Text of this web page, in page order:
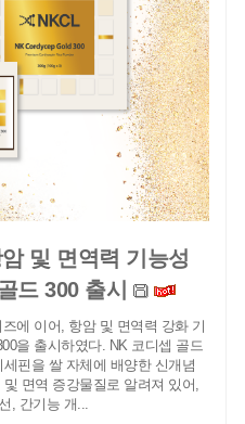
및 면역력 기능성
드 300 출시
에 이어, 항암 및 면역력 강화 기
을 출시하였다. NK 코디셉 골드
핀을 쌀 자체에 배양한 신개념
면역 증강물질로 알려져 있어,
, 간기능 개...